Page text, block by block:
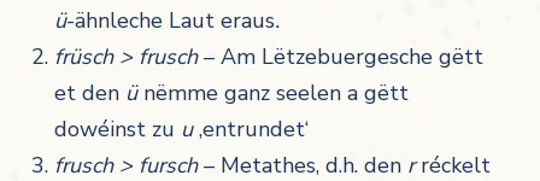
ü-ähnleche Laut eraus.
früsch > frusch– Am Lëtzebuergesche gëtt
et den ünëmme ganz seelen a gëtt
dowéinst zu u‚entrundet‘
frusch > fursch– Metathes, d.h. den rréckelt